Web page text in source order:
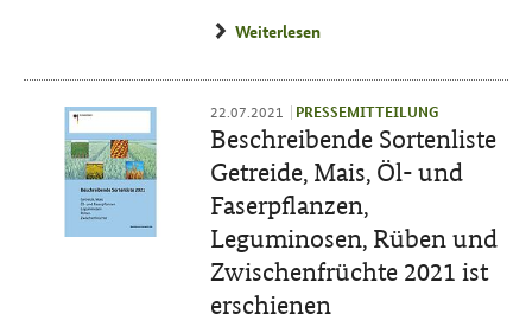
Weiterlesen
22.07.2021 PRESSEMITTEILUNG
Beschreibende Sortenliste
Getreide, Mais, Öl- und
Faserpflanzen,
Leguminosen, Rüben und
Zwischenfrüchte 2021 ist
erschienen